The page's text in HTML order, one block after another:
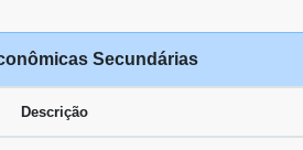
Secundárias
Descrição